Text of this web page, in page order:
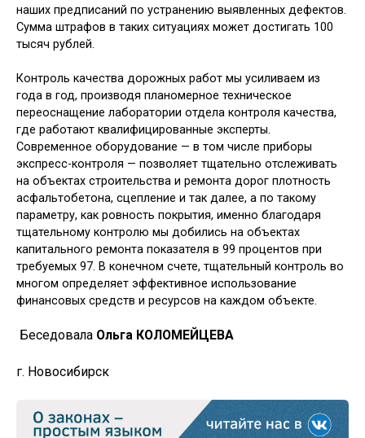
наших предписаний по устранению выявленных дефектов.
Сумма штрафов в таких ситуациях может достигать 100
тысяч рублей.
Контроль качества дорожных работ мы усиливаем из
года в год, производя планомерное техническое
переоснащение лаборатории отдела контроля качества,
где работают квалифицированные эксперты.
Современное оборудование — в том числе приборы
экспресс-контроля — позволяет тщательно отслеживать
на объектах строительства и ремонта дорог плотность
асфальтобетона, сцепление и так далее, а по такому
параметру, как ровность покрытия, именно благодаря
тщательному контролю мы добились на объектах
капитального ремонта показателя в 99 процентов при
требуемых 97. В конечном счете, тщательный контроль во
многом определяет эффективное использование
финансовых средств и ресурсов на каждом объекте.
Беседовала Ольга КОЛОМЕЙЦЕВА
г. Новосибирск